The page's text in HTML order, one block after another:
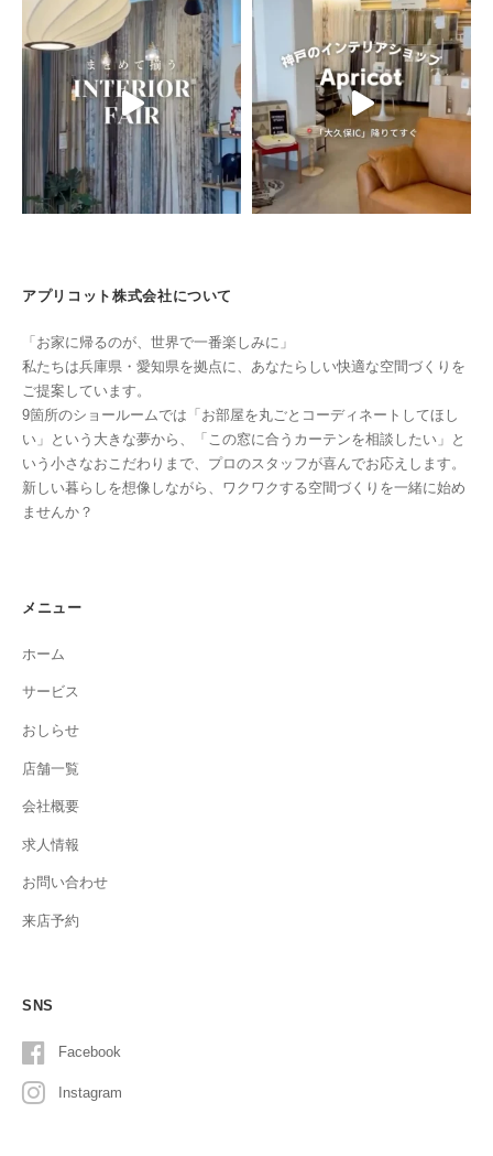
アプリコット株式会社について
「お家に帰るのが、世界で一番楽しみに」
私たちは兵庫県・愛知県を拠点に、あなたらしい快適な空間づくりを
ご提案しています。
9箇所のショールームでは「お部屋を丸ごとコーディネートしてほし
い」という大きな夢から、「この窓に合うカーテンを相談したい」と
いう小さなおこだわりまで、プロのスタッフが喜んでお応えします。
新しい暮らしを想像しながら、ワクワクする空間づくりを一緒に始め
ませんか？
メニュー
ホーム
サービス
おしらせ
店舗一覧
会社概要
求人情報
お問い合わせ
来店予約
SNS
Facebook
Instagram